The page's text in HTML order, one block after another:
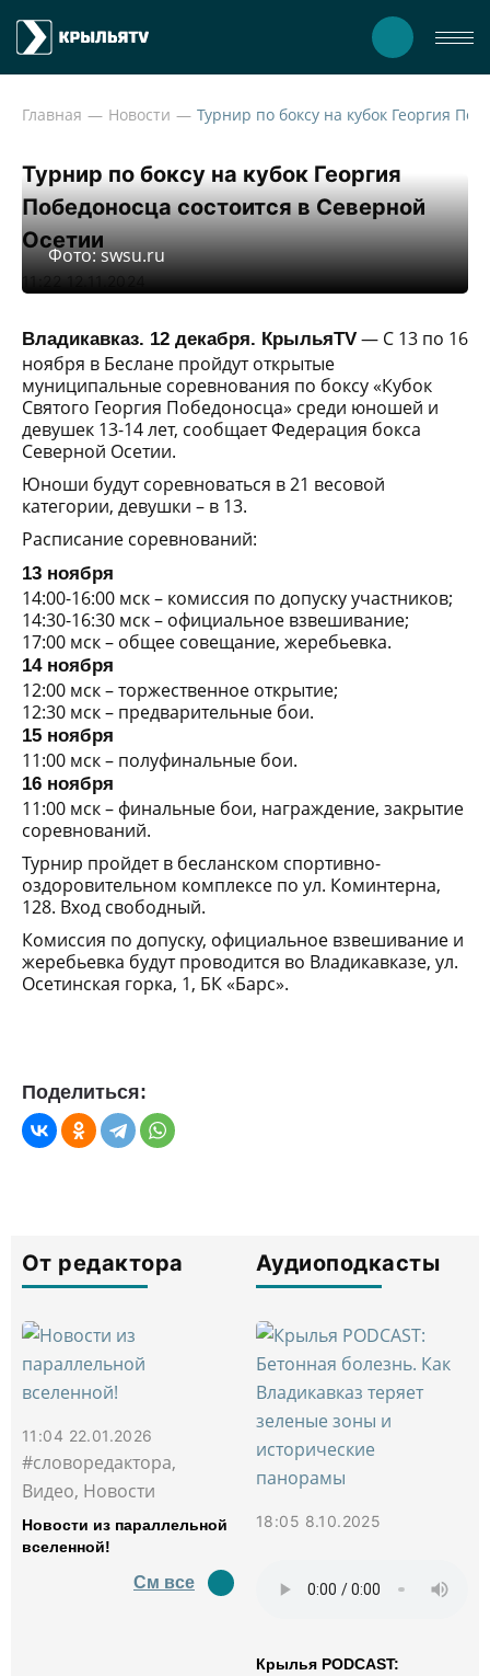
Главная Новости
Турнир по боксу на кубок Георгия
Победоносца состоится в Северной
Осетии
11:22 12.11.2024
Фото: swsu.ru
Владикавказ. 12 декабря. КрыльяTV — С 13 по 16
ноября в Беслане пройдут открытые
муниципальные соревнования по боксу «Кубок
Святого Георгия Победоносца» среди юношей и
девушек 13-14 лет, сообщает Федерация бокса
Северной Осетии.
Юноши будут соревноваться в 21 весовой
категории, девушки – в 13.
Расписание соревнований:
13 ноября
14:00-16:00 мск – комиссия по допуску участников;
14:30-16:30 мск – официальное взвешивание;
17:00 мск – общее совещание, жеребьевка.
14 ноября
12:00 мск – торжественное открытие;
12:30 мск – предварительные бои.
15 ноября
11:00 мск – полуфинальные бои.
16 ноября
11:00 мск – финальные бои, награждение, закрытие
соревнований.
Турнир пройдет в бесланском спортивно-
оздоровительном комплексе по ул. Коминтерна,
128. Вход свободный.
Комиссия по допуску, официальное взвешивание и
жеребьевка будут проводится во Владикавказе, ул.
Осетинская горка, 1, БК «Барс».
Поделиться:
От редактора
11:04 22.01.2026
#словоредактора,
Видео, Новости
Новости из параллельной
вселенной!
См все
Аудиоподкасты
18:05 8.10.2025
Крылья PODCAST: